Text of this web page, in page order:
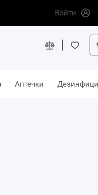
Войти
Аптечки